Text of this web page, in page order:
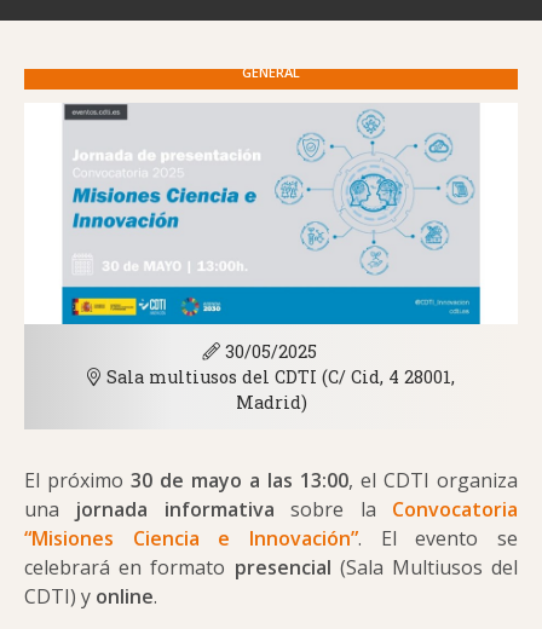
GENERAL
30/05/2025
Sala multiusos del CDTI (C/ Cid, 4 28001,
Madrid)
El próximo 30 de mayo a las 13:00, el CDTI organiza
una jornada informativasobre la Convocatoria
“Misiones Ciencia e Innovación”. El evento se
celebrará en formato presencial (Sala Multiusos del
CDTI) y online.